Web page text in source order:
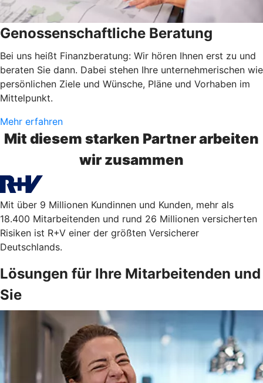
Genossenschaftliche Beratung
Bei uns heißt Finanzberatung: Wir hören Ihnen erst zu und
beraten Sie dann. Dabei stehen Ihre unternehmerischen wie
persönlichen Ziele und Wünsche, Pläne und Vorhaben im
Mittelpunkt.
Mehr erfahren
Mit diesem starken Partner arbeiten
wir zusammen
Mit über 9 Millionen Kundinnen und Kunden, mehr als
18.400 Mitarbeitenden und rund 26 Millionen versicherten
Risiken ist R+V einer der größten Versicherer
Deutschlands.
Lösungen für Ihre Mitarbeitenden und
Sie